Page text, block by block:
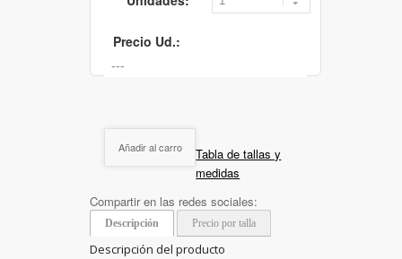
Precio Ud.:
Añadir al carro
Tabla de tallas y
medidas
Compartir en las redes sociales:
Descripción Precio por talla
Descripción del producto